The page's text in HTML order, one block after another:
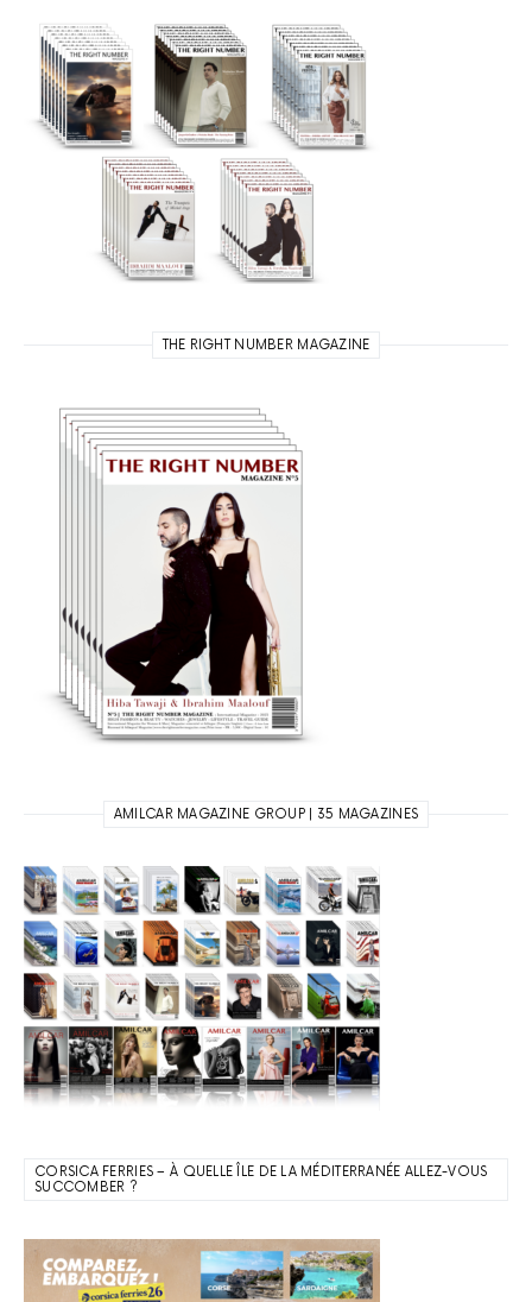
THE RIGHT NUMBER MAGAZINE
AMILCAR MAGAZINE GROUP | 35 MAGAZINES
CORSICA FERRIES – À QUELLE ÎLE DE LA MÉDITERRANÉE ALLEZ-VOUS
SUCCOMBER ?